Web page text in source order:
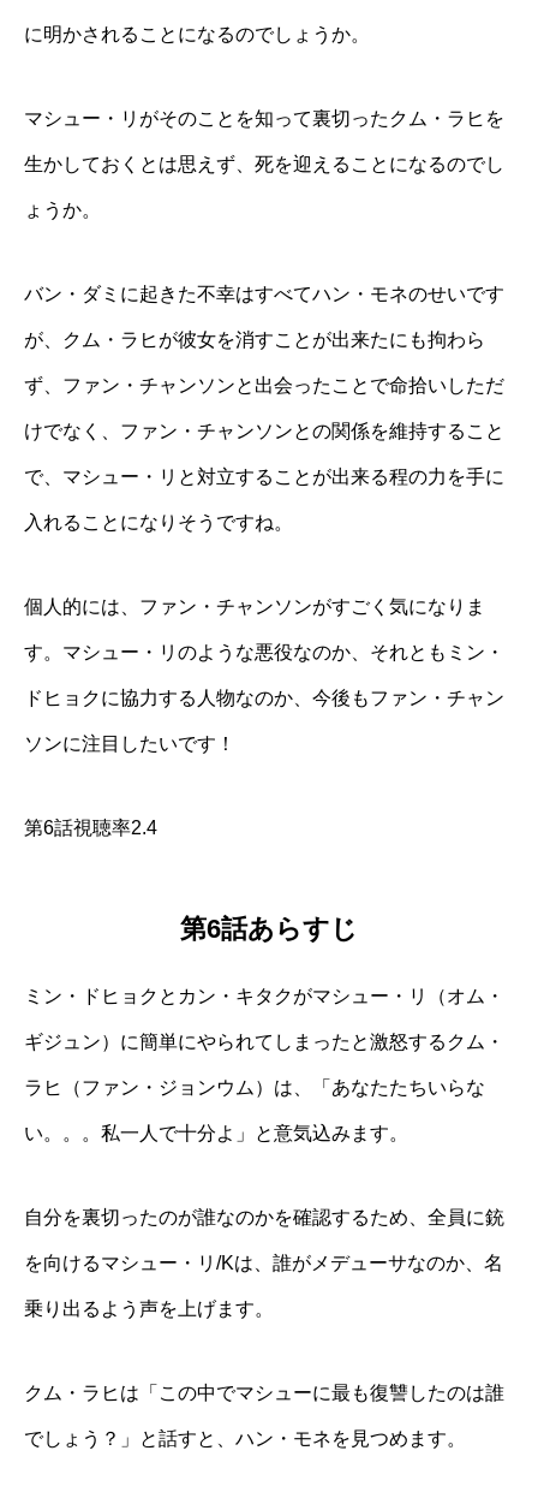
に明かされることになるのでしょうか。
マシュー・リがそのことを知って裏切ったクム・ラヒを
生かしておくとは思えず、死を迎えることになるのでし
ょうか。
バン・ダミに起きた不幸はすべてハン・モネのせいです
が、クム・ラヒが彼女を消すことが出来たにも拘わら
ず、ファン・チャンソンと出会ったことで命拾いしただ
けでなく、ファン・チャンソンとの関係を維持すること
で、マシュー・リと対立することが出来る程の力を手に
入れることになりそうですね。
個人的には、ファン・チャンソンがすごく気になりま
す。マシュー・リのような悪役なのか、それともミン・
ドヒョクに協力する人物なのか、今後もファン・チャン
ソンに注目したいです！
第6話視聴率2.4
第6話あらすじ
ミン・ドヒョクとカン・キタクがマシュー・リ（オム・
ギジュン）に簡単にやられてしまったと激怒するクム・
ラヒ（ファン・ジョンウム）は、「あなたたちいらな
い。。。私一人で十分よ」と意気込みます。
自分を裏切ったのが誰なのかを確認するため、全員に銃
を向けるマシュー・リ/Kは、誰がメデューサなのか、名
乗り出るよう声を上げます。
クム・ラヒは「この中でマシューに最も復讐したのは誰
でしょう？」と話すと、ハン・モネを見つめます。